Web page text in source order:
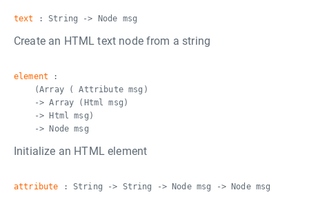
text : String -> Node msg
Create an HTML text node from a string
element :
(Array ( Attribute msg)
-> Array (Html msg)
-> Html msg)
-> Node msg
Initialize an HTML element
attribute : String -> String -> Node msg -> Node msg